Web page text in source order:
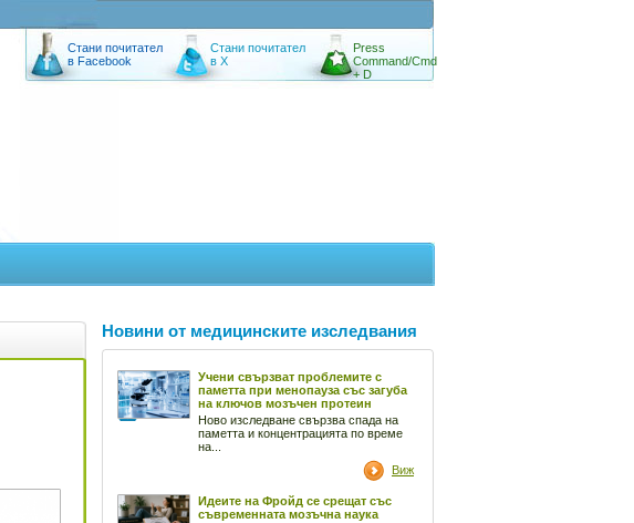
Стани почитател
в Facebook
Стани почитател
в X
Press
Command/Cmd
+ D
Новини от медицинските изследвания
Учени свързват проблемите с
паметта при менопауза със загуба
на ключов мозъчен протеин
Ново изследване свързва спада на
паметта и концентрацията по време
на...
Виж
Идеите на Фройд се срещат със
съвременната мозъчна наука